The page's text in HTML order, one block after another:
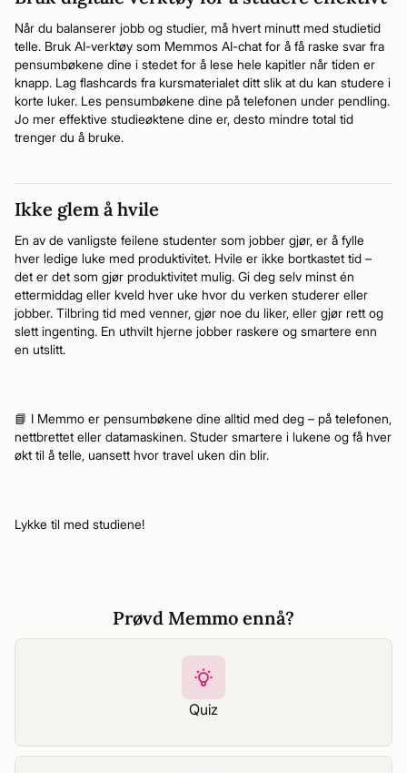
Når du balanserer jobb og studier, må hvert minutt med studietid
telle. Bruk AI-verktøy som Memmos AI-chat for å få raske svar fra
pensumbøkene dine i stedet for å lese hele kapitler når tiden er
knapp. Lag flashcards fra kursmaterialet ditt slik at du kan studere i
korte luker. Les pensumbøkene dine på telefonen under pendling.
Jo mer effektive studieøktene dine er, desto mindre total tid
trenger du å bruke.
Ikke glem å hvile
En av de vanligste feilene studenter som jobber gjør, er å fylle
hver ledige luke med produktivitet. Hvile er ikke bortkastet tid –
det er det som gjør produktivitet mulig. Gi deg selv minst én
ettermiddag eller kveld hver uke hvor du verken studerer eller
jobber. Tilbring tid med venner, gjør noe du liker, eller gjør rett og
slett ingenting. En uthvilt hjerne jobber raskere og smartere enn
en utslitt.
📘 I Memmo er pensumbøkene dine alltid med deg – på telefonen,
nettbrettet eller datamaskinen. Studer smartere i lukene og få hver
økt til å telle, uansett hvor travel uken din blir.
Lykke til med studiene!
Prøvd Memmo ennå?
Quiz